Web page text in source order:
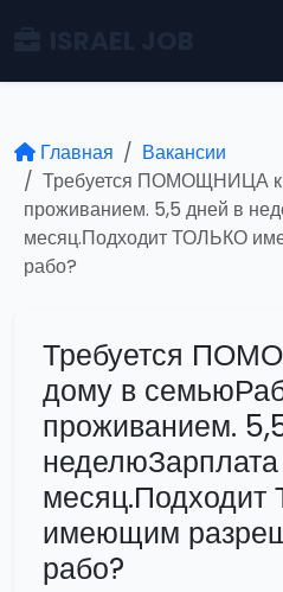
Главная
Вакансии
Требуется ПОМОЩНИЦА к
проживанием. 5,5 дней в
месяц.Подходит ТОЛЬКО
рабо?
Требуется
дому в
проживанием.
имеющим
рабо?